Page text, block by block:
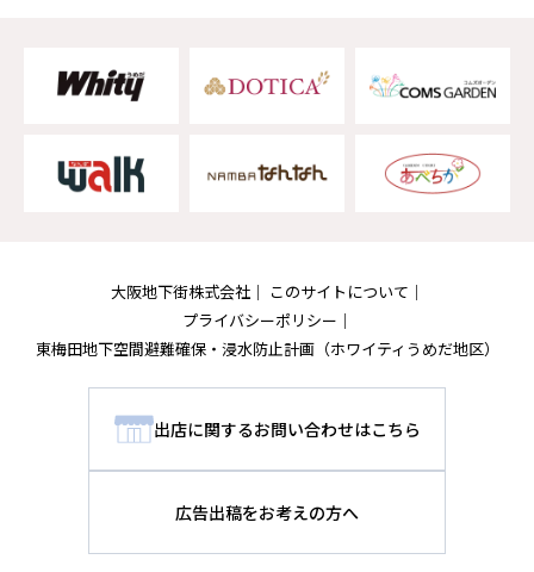
大阪地下街株式会社
このサイトについて
プライバシーポリシー
東梅田地下空間避難確保・浸水防止計画（ホワイティうめだ地区）
出店に関するお問い合わせはこちら
広告出稿をお考えの方へ